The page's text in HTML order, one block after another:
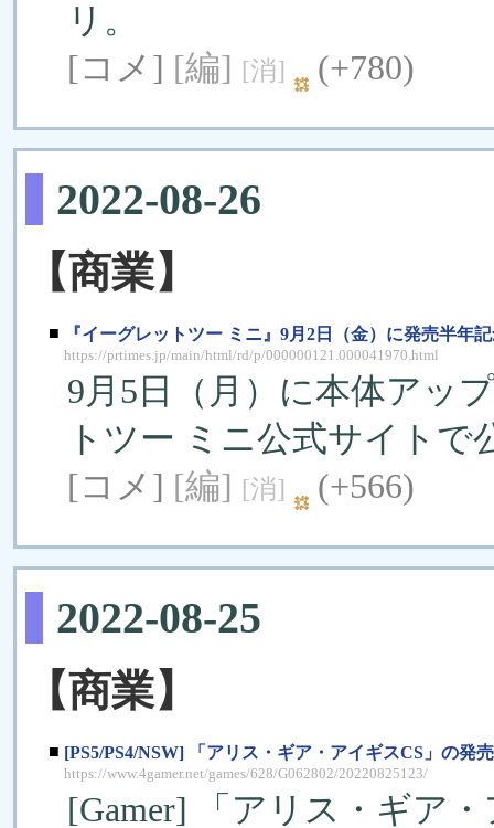
リ。
[コメ] [編] [消] (+780)
2022-08-26
【商業】
■ 『イーグレットツー ミニ』9月2日（金）に発売半年
https://prtimes.jp/main/html/rd/p/000000121.000041970.html
9月5日（月）に本体アッ
トツー ミニ公式サイトで
[コメ] [編] [消] (+566)
2022-08-25
【商業】
■ [PS5/PS4/NSW] 「アリス・ギア・アイギスCS」の発
https://www.4gamer.net/games/628/G062802/20220825123/
[Gamer] 「アリス・ギア・